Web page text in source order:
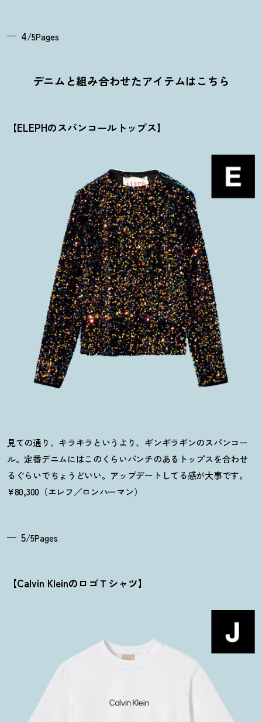
4/5Pages
デニムと組み合わせたアイテムはこちら
【ELEPHのスパンコールトップス】
見ての通り、キラキラというより、ギンギラギンのスパンコー
ル。定番デニムにはこのくらいパンチのあるトップスを合わせ
るぐらいでちょうどいい。アップデートしてる感が大事です。
¥80,300（エレフ／ロンハーマン）
5/5Pages
【Calvin KleinのロゴＴシャツ】